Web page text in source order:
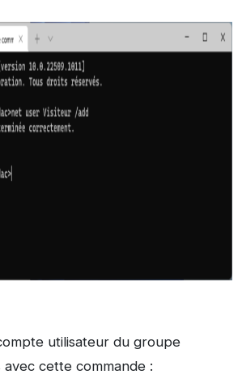
utilisateur du groupe
avec cette commande :